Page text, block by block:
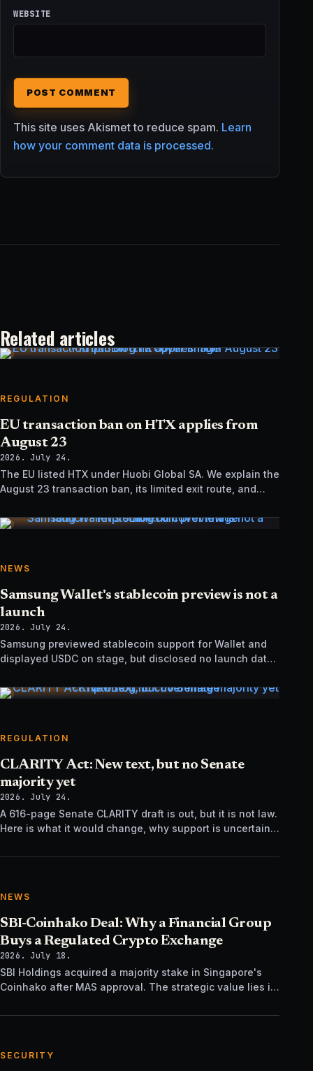
WEBSITE
This site uses Akismet to reduce spam. Learn
how your comment data is processed.
Related articles
REGULATION
EU transaction ban on HTX applies from
August 23
2026. July 24.
The EU listed HTX under Huobi Global SA. We explain the
August 23 transaction ban, its limited exit route, and
NEWS
Samsung Wallet's stablecoin preview is not a
launch
2026. July 24.
Samsung previewed stablecoin support for Wallet and
displayed USDC on stage, but disclosed no launch date,
REGULATION
CLARITY Act: New text, but no Senate
majority yet
2026. July 24.
A 616-page Senate CLARITY draft is out, but it is not law.
Here is what it would change, why support is uncertain,
NEWS
SBI-Coinhako Deal: Why a Financial Group
Buys a Regulated Crypto Exchange
2026. July 18.
SBI Holdings acquired a majority stake in Singapore's
Coinhako after MAS approval. The strategic value lies in
SECURITY